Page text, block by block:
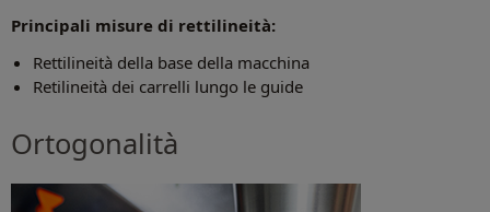
Principali misure di rettilineità:
Rettilineità della base della macchina
Retilineità dei carrelli lungo le guide
Ortogonalità